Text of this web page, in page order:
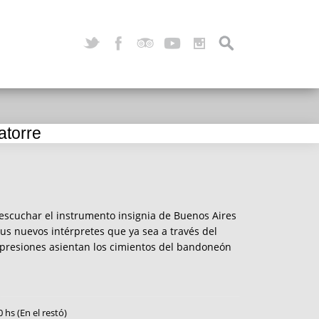
el instrumento insignia de Buenos Aires
nuevos intérpretes que ya sea a través del
asientan los cimientos del bandoneón
hs (En el restó)